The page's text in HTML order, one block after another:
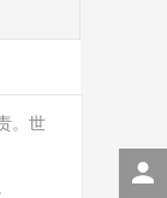
。世